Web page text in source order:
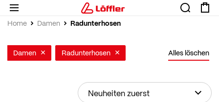
Home Damen Radunterhosen
Damen Radunterhosen Alles löschen